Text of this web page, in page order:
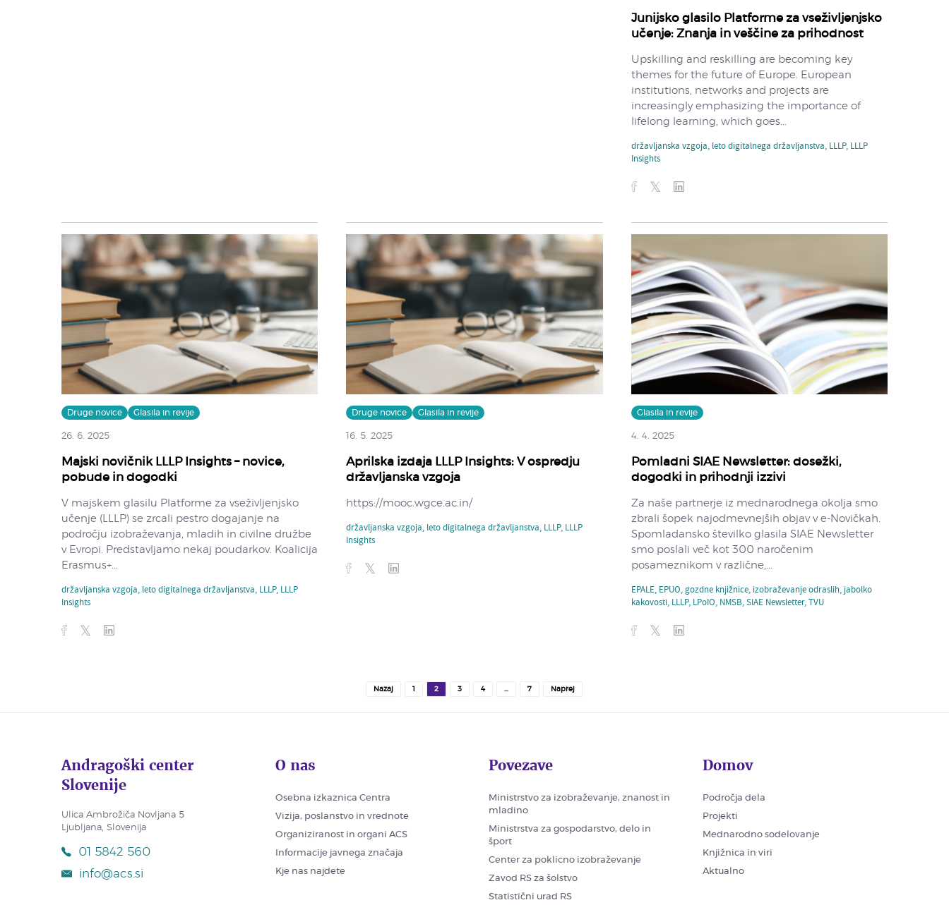
Junijsko glasilo Platforme za vseživljenjsko
učenje: Znanja in veščine za prihodnost
Upskilling and reskilling are becoming key
themes for the future of Europe. European
institutions, networks and projects are
increasingly emphasizing the importance of
lifelong learning, which goes...
državljanska vzgoja, leto digitalnega državljanstva, LLLP, LLLP
Insights
Druge novice Glasila in revije
26. 6. 2025
Majski novičnik LLLP Insights – novice,
pobude in dogodki
V majskem glasilu Platforme za vseživljenjsko
učenje (LLLP) se zrcali pestro dogajanje na
področju izobraževanja, mladih in civilne družbe
v Evropi. Predstavljamo nekaj poudarkov. Koalicija
Erasmus+...
državljanska vzgoja, leto digitalnega državljanstva, LLLP, LLLP
Insights
Druge novice Glasila in revije
16. 5. 2025
Aprilska izdaja LLLP Insights: V ospredju
državljanska vzgoja
https://mooc.wgce.ac.in/
državljanska vzgoja, leto digitalnega državljanstva, LLLP, LLLP
Insights
Glasila in revije
4. 4. 2025
Pomladni SIAE Newsletter: dosežki,
dogodki in prihodnji izzivi
Za naše partnerje iz mednarodnega okolja smo
zbrali šopek najodmevnejših objav v e-Novičkah.
Spomladansko številko glasila SIAE Newsletter
smo poslali več kot 300 naročenim
posameznikom v različne,...
EPALE, EPUO,gozdne knjižnice, izobraževanje odraslih,jabolko
kakovosti, LLLP, LPoIO, NMSB,SIAE Newsletter,TVU
Nazaj 1 2 3 4 … 7 Naprej
Andragoški center
Slovenije
Ulica Ambrožiča Novljana 5
Ljubljana, Slovenija
01 5842 560
info@acs.si
O nas
Osebna izkaznica Centra
Vizija, poslanstvo in vrednote
Organiziranost in organi ACS
Informacije javnega značaja
Kje nas najdete
Povezave
Ministrstvo za izobraževanje, znanost in
mladino
Ministrstva za gospodarstvo, delo in
šport
Center za poklicno izobraževanje
Zavod RS za šolstvo
Statistični urad RS
Domov
Področja dela
Projekti
Mednarodno sodelovanje
Knjižnica in viri
Aktualno